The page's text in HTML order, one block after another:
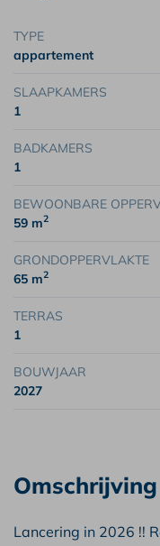
TYPE
appartement
SLAAPKAMERS
1
BADKAMERS
1
BEWOONBARE
59 m2
GRONDOPPERVLAKTE
65 m2
TERRAS
1
BOUWJAAR
2027
Omschrijving
Lancering in 2026 !!